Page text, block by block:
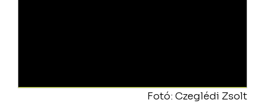
Fotó: Czeglédi Zsolt